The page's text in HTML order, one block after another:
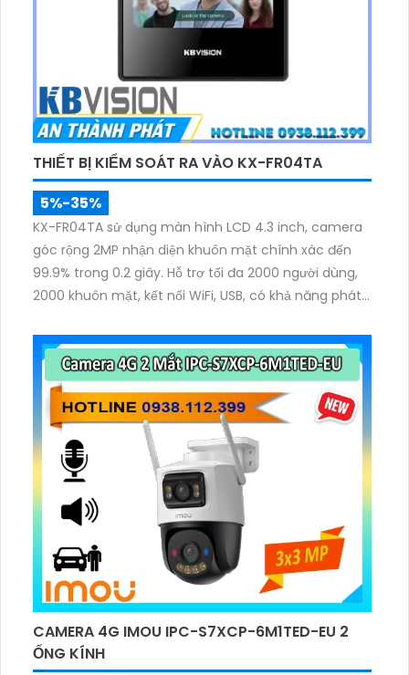
THIẾT BỊ KIỂM SOÁT RA VÀO KX-FR04TA
5%-35%
KX-FR04TA sử dụng màn hình LCD 4.3 inch, camera
góc rộng 2MP nhận diện khuôn mặt chính xác đến
99.9% trong 0.2 giây. Hỗ trợ tối đa 2000 người dùng,
2000 khuôn mặt, kết nối WiFi, USB, có khả năng phát
CAMERA 4G IMOU IPC-S7XCP-6M1TED-EU 2
ỐNG KÍNH